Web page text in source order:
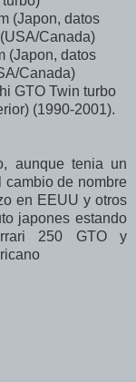
(Japon, datos
Canada)
(Japon, datos
Canada)
GTO Twin turbo
(1990-2001).
aunque tenia un
cambio de nombre
en EEUU y otros
japones estando
250 GTO y